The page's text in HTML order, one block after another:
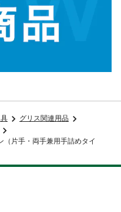
グリス関連用品
（片手・両手兼用手詰めタイ